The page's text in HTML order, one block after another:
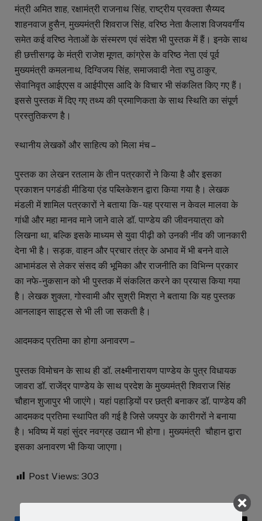
मंत्री अमित शाह, रक्षामंत्री राजनाथ सिंह, राष्ट्रीय प्रवक्ता सैय्यद
शाहनवाज हुसैन, मुख्यमंत्री शिवराज सिंह, वरिष्ठ नेता कैलाश विजयवर्गीय
समेत कई वरिष्ठ नेताओं के संस्मरण एवं संदेश भी पुस्तक में हैं। इनके साथ
ही छत्तीसगढ़ के मंत्री राजेश मूणत, कांग्रेस के वरिष्ठ नेता एवं पूर्व
मुख्यमंत्री कमलनाथ, दिग्विजय सिंह, समाजवादी नेता रघु ठाकुर,
सेवानिवृत आईएएस व आईपीएस आदि के विचार भी संकलित किए गए हैं।
इससे पुस्तक में दिए गए तथ्य की प्रमाणिकता के साथ स्थिति का संपूर्ण
प्रस्तुतिकरण है।
स्थानीय लेखकों और साहित्य को मिला मंच –
पुस्तक का लेखन रतलाम के तीन पत्रकारों ने किया है और इसका
प्रकाशन पगडंडी मीडिया एंड पब्लिकेशन द्वारा किया गया है। लेखक
मंडली में शामिल पत्रकारों ने बताया कि- यह प्रयास न केवल मालवा के
गांधी और महा मानव माने जाने वाले डॉ. पाण्डेय की जीवनयात्रा को
लिखना था, बल्कि इसके माध्यम से युवा पीढ़ी को उनकी नींव की जानकारी
देना भी है। सड़क, वाहन और प्रचार तंत्र के अभाव में भी बनने वाले
आभामंडल से लेकर संसद की भूमिका और राजनीति का विभिन्न प्रकार
का नफे-नुकसान को भी पुस्तक में संकलित करने का प्रयास किया गया
है। लेखक शुक्ला, गोस्वामी और सुश्री मिश्रा ने बताया कि यह पुस्तक
आनलाइन साइट्स से भी ली जा सकती है।
आदमकद प्रतिमा का होगा अनावरण –
पुस्तक विमोचन के साथ ही डॉ. लक्ष्मीनारायण पाण्डेय के पुत्र विधायक
जावरा डॉ. राजेंद्र पाण्डेय के साथ प्रदेश के मुख्यमंत्री शिवराज सिंह
चौहान शुजापुर भी जाएंगे। यहां पहाड़ियों पर छत्री बनाकर डॉ. पाण्डेय की
आदमकद प्रतिमा स्थापित की गई है जिसे जयपुर के कारीगरों ने बनाया
है। भविष्य में यहां सुंदर नवग्रह उद्यान भी होगा। मुख्यमंत्री चौहान द्वारा
इसका अनावरण भी किया जाएगा।
Post Views: 303